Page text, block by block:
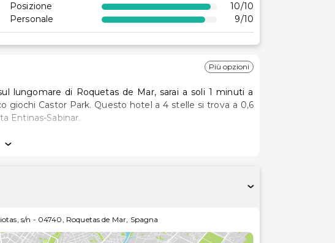
Posizione
10/10
Personale
9/10
Più opzioni
lungomare di Roquetas de Mar, sarai a soli 1 minuti a
hotel a 4 stelle si trova a 0,6
Entinas-Sabinar.
di aria condizionata e minibar: ti sentirai subito a casa.
gratuito e servizi di concierge.
s/n - 04740, Roquetas de Mar, Spagna